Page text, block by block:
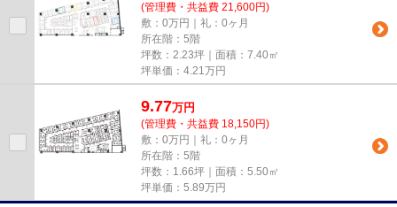
(管理費・共益費 21,600円)
敷：0万円｜礼：0ヶ月
所在階：5階
坪数：2.23坪｜面積：7.40㎡
坪単価： 4.21万円
9.77万円
(管理費・共益費 18,150円)
敷：0万円｜礼：0ヶ月
所在階：5階
坪数：1.66坪｜面積：5.50㎡
坪単価： 5.89万円